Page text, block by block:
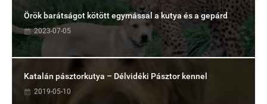
Örök barátságot kötött egymással a kutya és a gepárd
2023-07-05
Katalán pásztorkutya – Délvidéki Pásztor kennel
2019-05-10